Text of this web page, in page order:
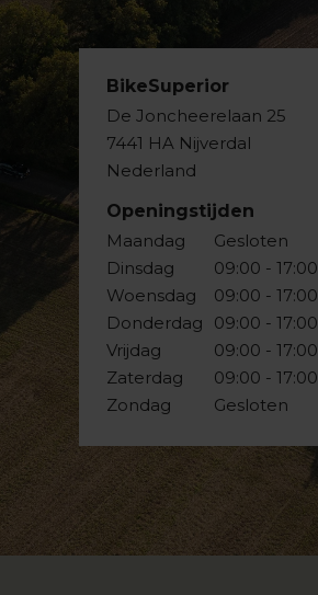
BikeSuperior
De Joncheerelaan 25
7441 HA Nijverdal
Nederland
Openingstijden
Maandag
Dinsdag
Woensdag
Donderdag
Vrijdag
Zaterdag
Zondag
Gesloten
09:00 - 17:00
09:00 - 17:00
09:00 - 17:00
09:00 - 17:00
09:00 - 17:00
Gesloten